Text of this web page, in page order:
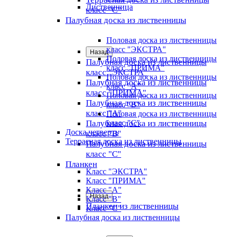
класс "C"
Палубная доска из лиственницы
Назад
Палубная доска из лиственницы
класс "ЭКСТРА"
Палубная доска из лиственницы
класс "ПРИМА"
Палубная доска из лиственницы
класс "А"
Палубная доска из лиственницы
класс "B"
Палубная доска из лиственницы
класс "C"
Планкен
Назад
Планкен из лиственницы
Лиственница
Половая доска из лиственницы
класс "ЭКСТРА"
Половая доска из лиственницы
класс "ПРИМА"
Половая доска из лиственницы
класс "А"
Половая доска из лиственницы
класс "B"
Половая доска из лиственницы
класс "C"
Доска четверть
Террасная доска из лиственницы
Класс "ЭКСТРА"
Класс "ПРИМА"
Класс "А"
Класс "B"
Класс "C"
Палубная доска из лиственницы